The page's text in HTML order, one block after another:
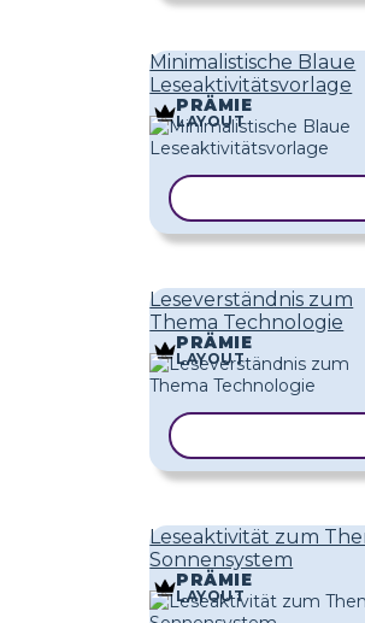
Minimalistische Blaue
Leseaktivitätsvorlage
PRÄMIE
LAYOUT
Leseverständnis zum
Thema Technologie
PRÄMIE
LAYOUT
Leseaktivität zum
Sonnensystem
PRÄMIE
LAYOUT